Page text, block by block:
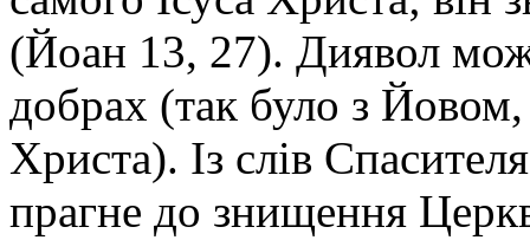
(Йоан 13, 27). Диявол
добрах (так було з Йовом,
Христа). Із слів
прагне до знищення